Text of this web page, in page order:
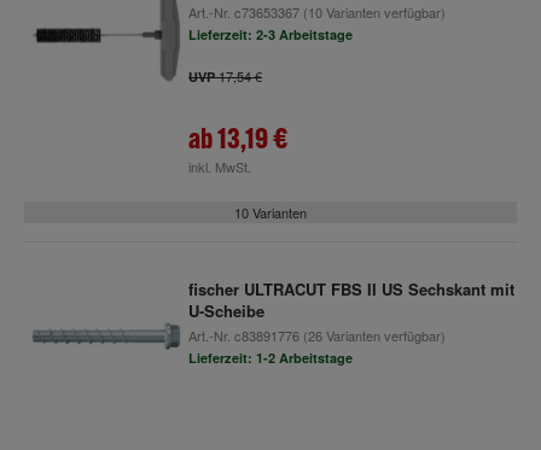
Art.-Nr. c73653367(10 Varianten verfügbar)
Lieferzeit: 2-3 Arbeitstage
UVP17,54 €
ab13,19 €
inkl. MwSt.
10 Varianten
fischer ULTRACUT FBS II US Sechskant mit
U-Scheibe
Art.-Nr. c83891776(26 Varianten verfügbar)
Lieferzeit: 1-2 Arbeitstage